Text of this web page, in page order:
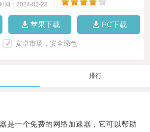
间：2024-02-28
苹果下载 PC下载
安卓市场，安全绿色
排行
一个免费的网络加速器，它可以帮助